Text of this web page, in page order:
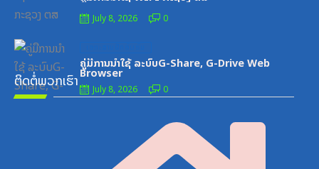
July 8, 2026 0
ຄູ່ມືການນຳໃຊ້ ລະບົບG-Share, G-Drive Web
Browser
on
July 8, 2026 0
ຕິດຕໍ່ພວກເຮົາ